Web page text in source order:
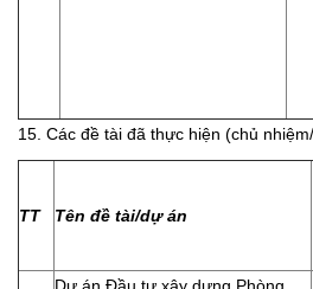
15. Các đề tài đã thực hiện (chủ
TT Tên đề tài/dự án